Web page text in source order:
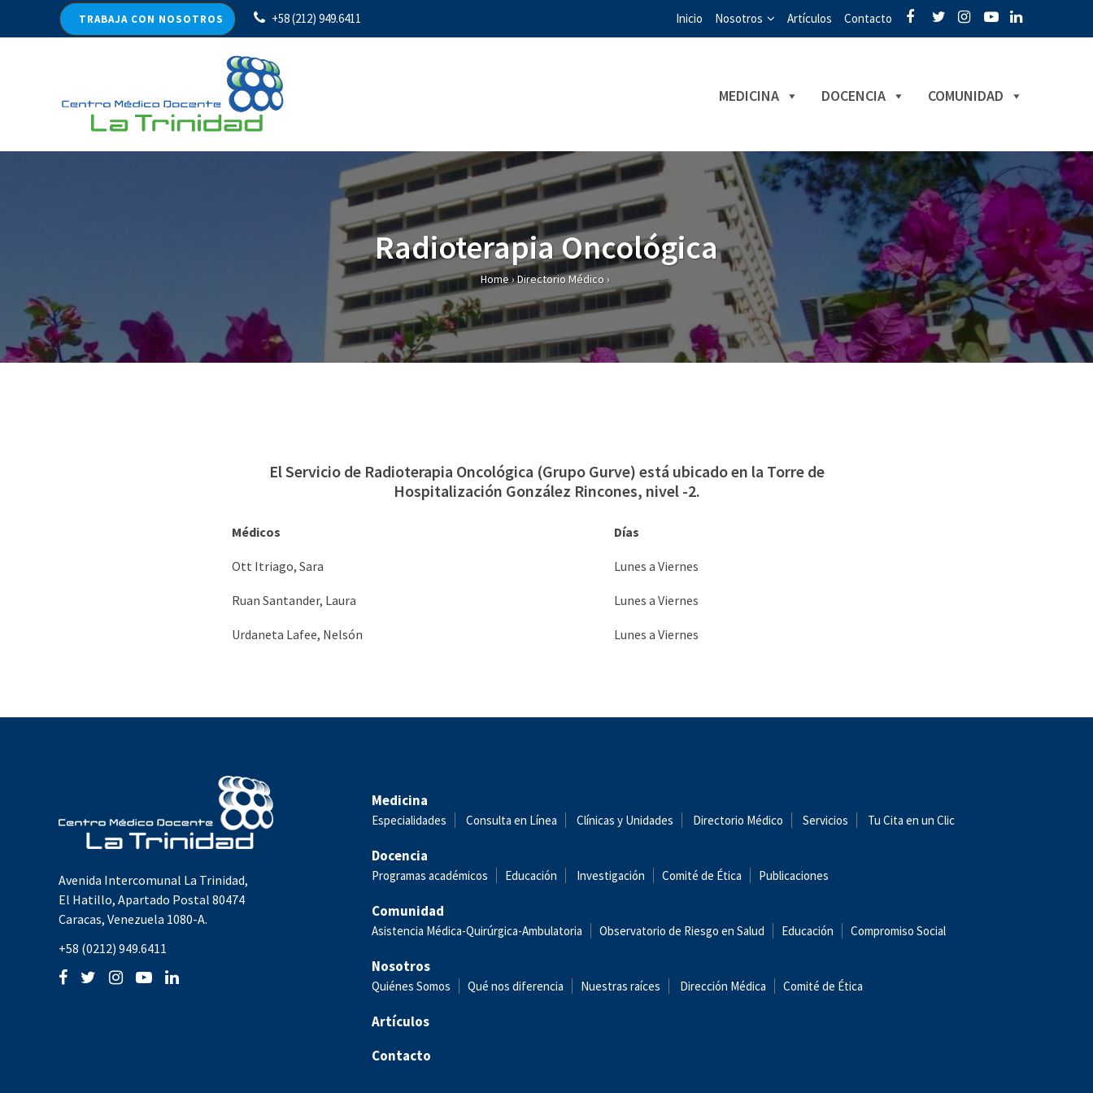
TRABAJA CON NOSOTROS +58 (212) 949.6411 Inicio Nosotros Artículos Contacto
MEDICINA DOCENCIA COMUNIDAD
Radioterapia Oncológica
Home›Directorio Médico ›
El Servicio de Radioterapia Oncológica (Grupo Gurve) está ubicado en la Torre de
Hospitalización González Rincones, nivel -2.
Médicos Días
Ott Itriago, Sara Lunes a Viernes
Ruan Santander, Laura Lunes a Viernes
Urdaneta Lafee, Nelsón Lunes a Viernes
Avenida Intercomunal La Trinidad,
El Hatillo, Apartado Postal 80474
Caracas, Venezuela 1080-A.
+58 (0212) 949.6411
Medicina
Especialidades Consulta en Línea Clínicas y Unidades Directorio Médico Servicios Tu Cita en un Clic
Docencia
Programas académicos Educación Investigación Comité de Ética Publicaciones
Comunidad
Asistencia Médica-Quirúrgica-Ambulatoria Observatorio de Riesgo en Salud Educación Compromiso Social
Nosotros
Quiénes Somos Qué nos diferencia Nuestras raíces Dirección Médica Comité de Ética
Artículos
Contacto